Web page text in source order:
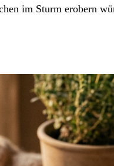
im Sturm erobern